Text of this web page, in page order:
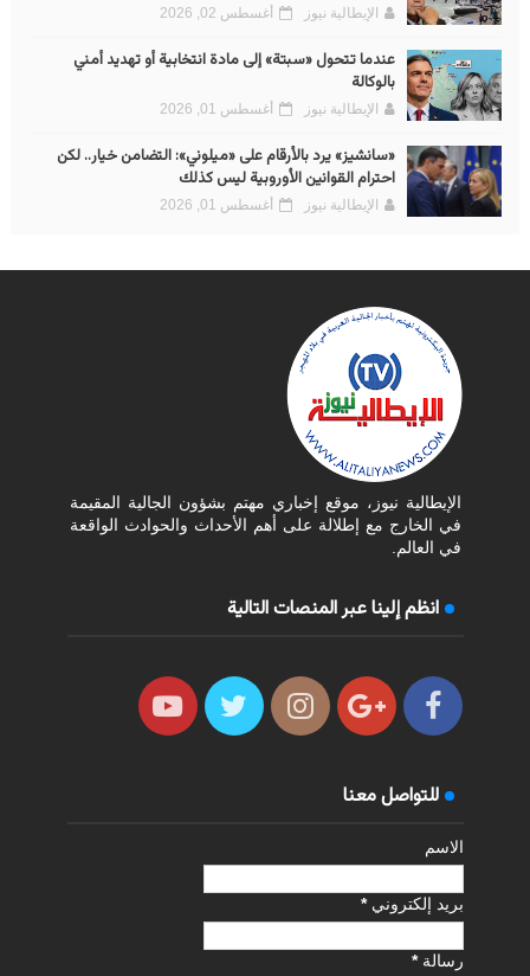
الإيطالية نيوز أغسطس 02, 2026
عندما تتحول «سبتة» إلى مادة انتخابية أو تهديد أمني
بالوكالة
الإيطالية نيوز أغسطس 01, 2026
«سانشيز» يرد بالأرقام على «ميلوني»: التضامن خيار.. لكن
احترام القوانين الأوروبية ليس كذلك
الإيطالية نيوز أغسطس 01, 2026
الإيطالية نيوز، موقع إخباري مهتم بشؤون الجالية المقيمة
في الخارج مع إطلالة على أهم الأحداث والحوادث الواقعة
في العالم.
انظم إلينا عبر المنصات التالية
للتواصل معنا
الاسم
بريد إلكتروني*
رسالة*